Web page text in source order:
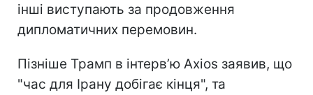
інші виступають за продовження
дипломатичних перемовин.
Пізніше Трамп в інтерв’ю Axios заявив, що
"час для Ірану добігає кінця", та